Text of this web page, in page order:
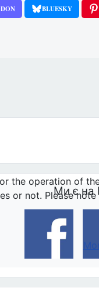
Ми є на
BLUESKY
після прийняття
the operation of
or not. Please